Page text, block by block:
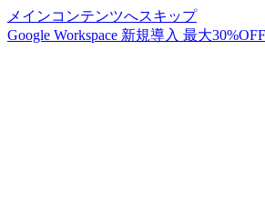
メインコンテンツへスキップ
Google Workspace 新規導入 最大